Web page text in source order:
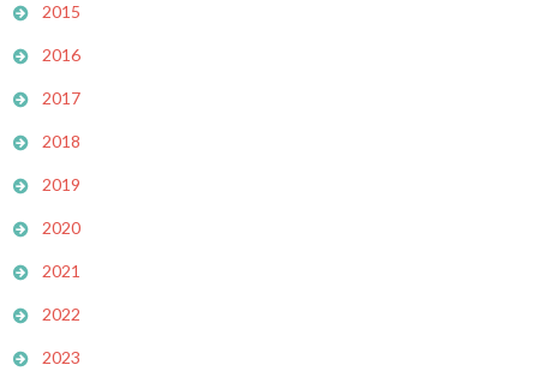
2015
2016
2017
2018
2019
2020
2021
2022
2023